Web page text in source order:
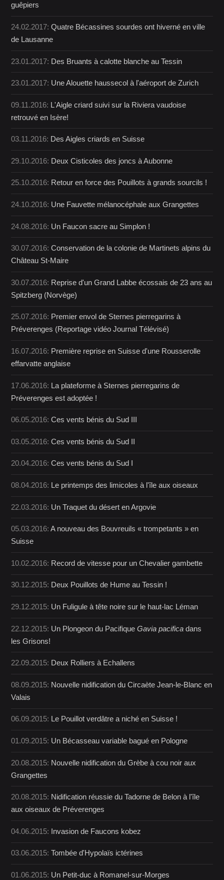
guêpiers
24.02.2017:Quatre Bécassines sourdes ont hiverné en ville
de Lausanne
23.01.2017: Des Bruants à calotte blanche au Tessin
23.01.2017: Une Alouette haussecol à l'aéroport de Zurich
09.11.2016: L'Aigle criard suivi sur la Riviera vaudoise
retrouvé en Isère!
03.11.2016: Des Aigles criards en Suisse
29.10.2016: Deux Cisticoles des joncs à Aubonne
25.10.2016: Retour en force des Pouillots à grands sourcils !
24.10.2016: Une Fauvette mélanocéphale aux Grangettes
24.08.2016: Un Faucon sacre au Simplon !
30.07.2016:Conservation de la colonie de Martinets alpins du
Château St-Maire
30.07.2016: Reprise d'un Grand Labbe écossais de 23 ans au
Spitzberg (Norvège)
25.07.2016: Premier envol de Sternes pierregarins à
Préverenges (Reportage vidéo Journal Télévisé)
16.07.2016: Première reprise en Suisse d'une Rousserolle
effarvatte anglaise
17.06.2016: La plateforme à Sternes pierregarins de
Préverenges est adoptée !
06.05.2016:Ces vents bénis du Sud III
03.05.2016:Ces vents bénis du Sud II
20.04.2016:Ces vents bénis du Sud I
08.04.2016: Le printemps des limicoles à l'île aux oiseaux
22.03.2016: Un Traquet du désert en Argovie
05.03.2016:A nouveau des Bouvreuils « trompetants » en
Suisse
10.02.2016: Record de vitesse pour un Chevalier gambette
30.12.2015: Deux Pouillots de Hume au Tessin !
29.12.2015: Un Fuligule à tête noire sur le haut-lac Léman
22.12.2015: Un Plongeon du PacifiqueGavia pacifica dans
les Grisons!
22.09.2015: Deux Rolliers à Echallens
08.09.2015: Nouvelle nidification du Circaète Jean-le-Blanc en
Valais
06.09.2015: Le Pouillot verdâtre a niché en Suisse !
01.09.2015: Un Bécasseau variable bagué en Pologne
20.08.2015: Nouvelle nidification du Grèbe à cou noir aux
Grangettes
20.08.2015: Nidification réussie du Tadorne de Belon à l'île
aux oiseaux de Préverenges
04.06.2015: Invasion de Faucons kobez
03.06.2015:Tombée d'Hypolaïs ictérines
01.06.2015: Un Petit-duc à Romanel-sur-Morges